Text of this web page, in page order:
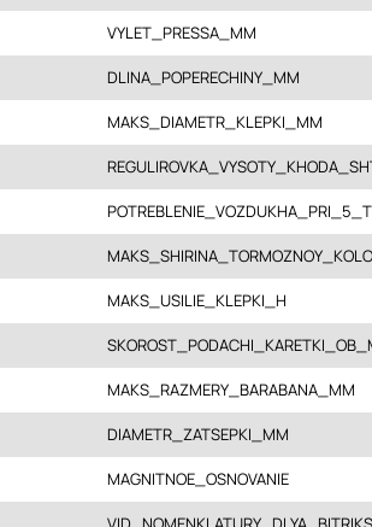
VYLET_PRESSA_MM
DLINA_POPERECHINY_MM
MAKS_DIAMETR_KLEPKI_MM
MAKS_USILIE_KLEPKI_H
MAKS_RAZMERY_BARABANA_MM
DIAMETR_ZATSEPKI_MM
MAGNITNOE_OSNOVANIE